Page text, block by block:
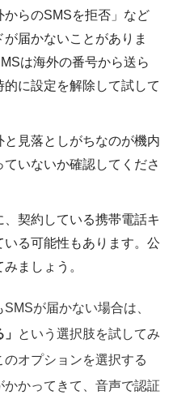
らのSMSを拒否」など
届かないことがありま
は海外の番号から送ら
に設定を解除して試して
と見落としがちなのが機内
いないか確認してくださ
、契約している携帯電話キ
る可能性もあります。公
ましょう。
が届かない場合は、
という選択肢を試してみ
オプションを選択する
かってきて、音声で認証